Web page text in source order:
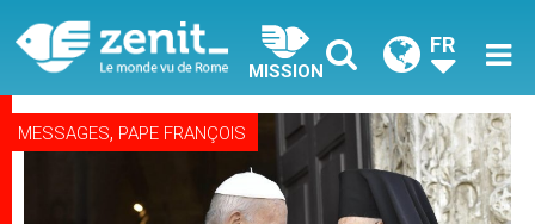
MISSION
FR
MESSAGES, PAPE FRANÇOIS